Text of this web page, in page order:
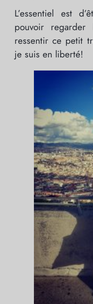
L’essentiel est
pouvoir regarder
ressentir ce petit
je suis en liberté!